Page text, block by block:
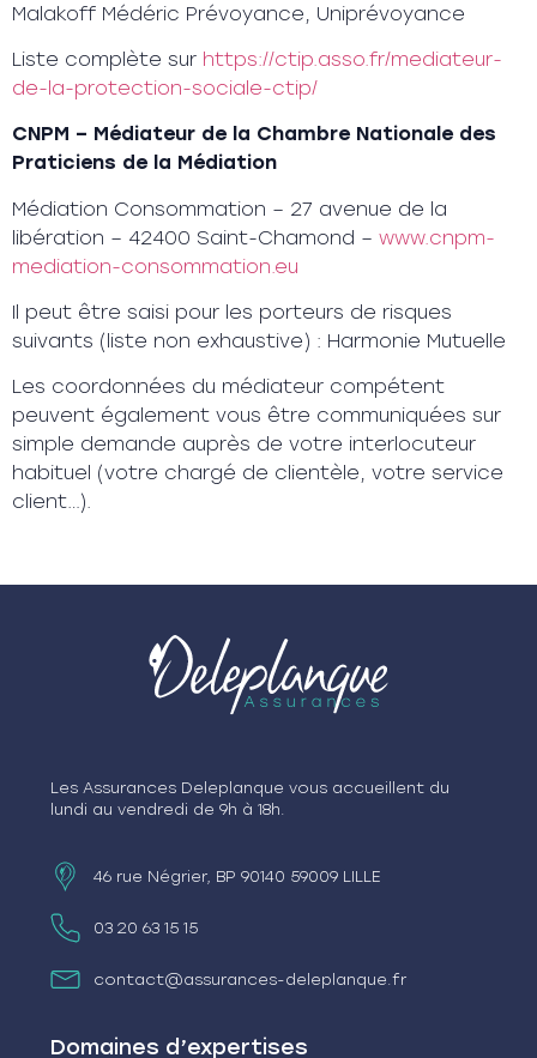
Malakoff Médéric Prévoyance, Uniprévoyance
Liste complète sur https://ctip.asso.fr/mediateur-
de-la-protection-sociale-ctip/
CNPM – Médiateur de la Chambre Nationale des
Praticiens de la Médiation
Médiation Consommation – 27 avenue de la
libération – 42400 Saint-Chamond – www.cnpm-
mediation-consommation.eu
Il peut être saisi pour les porteurs de risques
suivants (liste non exhaustive) : Harmonie Mutuelle
Les coordonnées du médiateur compétent
peuvent également vous être communiquées sur
simple demande auprès de votre interlocuteur
habituel (votre chargé de clientèle, votre service
client…).
Les Assurances Deleplanque vous accueillent du
lundi au vendredi de 9h à 18h.
46 rue Négrier, BP 90140 59009 LILLE
03 20 63 15 15
contact@assurances-deleplanque.fr
Domaines d’expertises